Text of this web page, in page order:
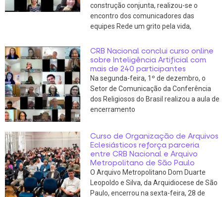
construção conjunta, realizou-se o
encontro dos comunicadores das
equipes Rede um grito pela vida,
CRB Nacional conclui curso online
sobre Inteligência Artificial com
mais de 240 participantes
Na segunda-feira, 1º de dezembro, o
Setor de Comunicação da Conferência
dos Religiosos do Brasil realizou a aula de
encerramento
Curso de Organização de Arquivos
Eclesiásticos reforça parceria
entre CRB Nacional e Arquivo
Metropolitano de São Paulo
O Arquivo Metropolitano Dom Duarte
Leopoldo e Silva, da Arquidiocese de São
Paulo, encerrou na sexta-feira, 28 de